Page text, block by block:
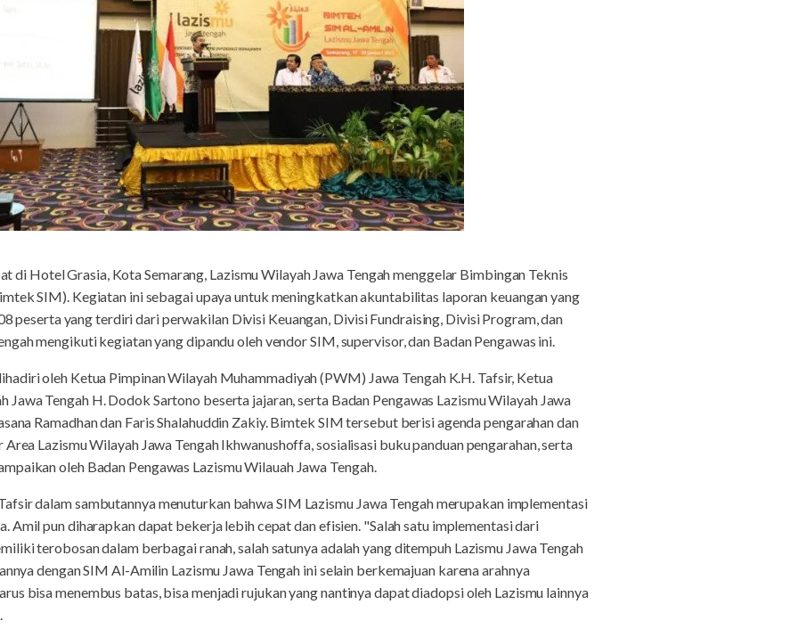
di Hotel Grasia, Kota Semarang, Lazismu Wilayah Jawa Tengah menggelar Bimbingan Teknis
SIM). Kegiatan ini sebagai upaya untuk meningkatkan akuntabilitas laporan keuangan yang
peserta yang terdiri dari perwakilan Divisi Keuangan, Divisi Fundraising, Divisi Program, dan
mengikuti kegiatan yang dipandu oleh vendor SIM, supervisor, dan Badan Pengawas ini.
oleh Ketua Pimpinan Wilayah Muhammadiyah (PWM) Jawa Tengah K.H. Tafsir, Ketua
Jawa Tengah H. Dodok Sartono beserta jajaran, serta Badan Pengawas Lazismu Wilayah Jawa
Ramadhan dan Faris Shalahuddin Zakiy. Bimtek SIM tersebut berisi agenda pengarahan dan
Lazismu Wilayah Jawa Tengah Ikhwanushoffa, sosialisasi buku panduan pengarahan, serta
oleh Badan Pengawas Lazismu Wilauah Jawa Tengah.
dalam sambutannya menuturkan bahwa SIM Lazismu Jawa Tengah merupakan implementasi
Amil pun diharapkan dapat bekerja lebih cepat dan efisien. "Salah satu implementasi dari
terobosan dalam berbagai ranah, salah satunya adalah yang ditempuh Lazismu Jawa Tengah
dengan SIM Al-Amilin Lazismu Jawa Tengah ini selain berkemajuan karena arahnya
bisa menembus batas, bisa menjadi rujukan yang nantinya dapat diadopsi oleh Lazismu lainnya